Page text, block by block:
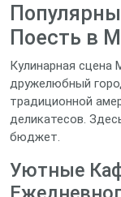
Поесть в
Кулинарная
дружелюбный
традиционной
деликатесов.
бюджет.
Уютные